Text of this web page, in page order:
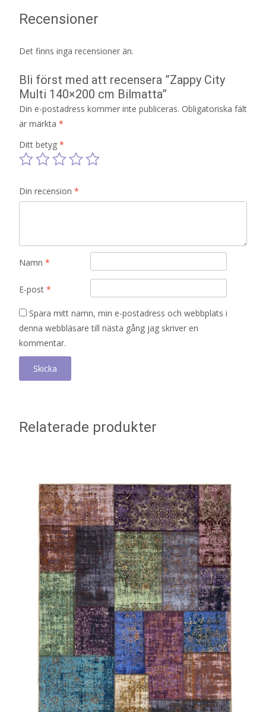
Recensioner
Det finns inga recensioner än.
Bli först med att recensera ”Zappy City
Multi 140×200 cm Bilmatta”
Din e-postadress kommer inte publiceras. Obligatoriska fält
är märkta *
Ditt betyg *
Din recension *
Namn *
E-post *
Spara mitt namn, min e-postadress och webbplats i
denna webbläsare till nästa gång jag skriver en
kommentar.
Relaterade produkter